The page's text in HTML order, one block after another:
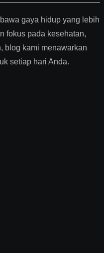
gaya hidup yang lebih
fokus pada kesehatan,
blog kami menawarkan
setiap hari Anda.